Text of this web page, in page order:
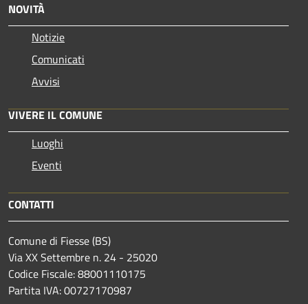
NOVITÀ
Notizie
Comunicati
Avvisi
VIVERE IL COMUNE
Luoghi
Eventi
CONTATTI
Comune di Fiesse (BS)
Via XX Settembre n. 24 - 25020
Codice Fiscale: 88001110175
Partita IVA: 00727170987